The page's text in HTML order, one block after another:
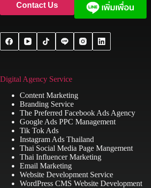
Contact Us
Digital Agency Service
Content Marketing
Branding Service
The Preferred Facebook Ads Agency
Google Ads PPC Management
Tik Tok Ads
Instagram Ads Thailand
Thai Social Media Page Mangement
Thai Influencer Marketing
Email Marketing
Website Development Service
WordPress CMS Website Development